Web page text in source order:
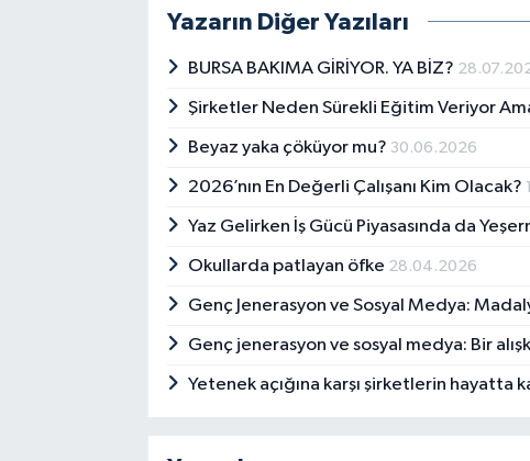
Yazarın Diğer Yazıları
BURSA BAKIMA GİRİYOR. YA BİZ?
Şirketler Neden Sürekli Eğitim Veriyor
Beyaz yaka çöküyor mu? 30.06.2026
2026’nın En Değerli Çalışanı Kim Olacak?
Yaz Gelirken İş Gücü Piyasasında da
Okullarda patlayan öfke 28.04.2026
Genç Jenerasyon ve Sosyal Medya:
Genç jenerasyon ve sosyal medya: Bir
Yetenek açığına karşı şirketlerin hayatta